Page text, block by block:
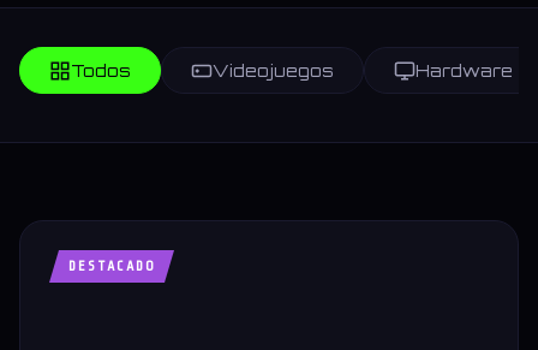
Todos Videojuegos Hardware
DESTACADO